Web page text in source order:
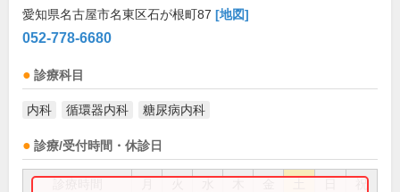
愛知県名古屋市名東区石が根町87 [地図]
052-778-6680
診療科目
内科 循環器内科 糖尿病内科
診療/受付時間・休診日
祝